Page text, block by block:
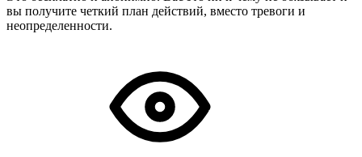
вы получите четкий план действий, вместо тревоги и
неопределенности.